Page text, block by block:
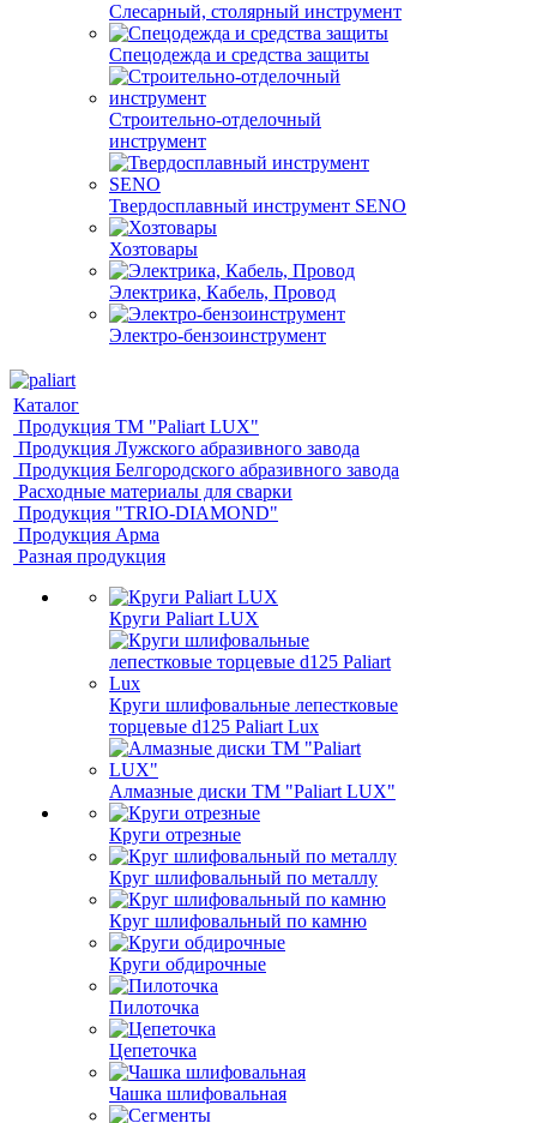
Слесарный, столярный инструмент
Спецодежда и средства защиты
Строительно-отделочный
инструмент
Твердосплавный инструмент SENO
Хозтовары
Электрика, Кабель, Провод
Электро-бензоинструмент
Каталог
Продукция ТМ "Paliart LUX"
Продукция Лужского абразивного завода
Продукция Белгородского абразивного завода
Расходные материалы для сварки
Продукция "TRIO-DIAMOND"
Продукция Арма
Разная продукция
Круги Paliart LUX
Круги шлифовальные лепестковые
торцевые d125 Paliart Lux
Алмазные диски ТМ "Paliart LUX"
Круги отрезные
Круг шлифовальный по металлу
Круг шлифовальный по камню
Круги обдирочные
Пилоточка
Цепеточка
Чашка шлифовальная